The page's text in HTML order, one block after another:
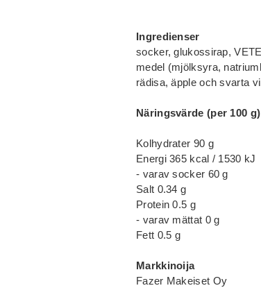
Ingredienser
socker, glukossirap,
medel (mjölksyra,
rädisa, äpple och svarta
Näringsvärde (per 100 g)
Kolhydrater 90 g
Energi 365 kcal / 1530 kJ
- varav socker 60 g
Salt 0.34 g
Protein 0.5 g
- varav mättat 0 g
Fett 0.5 g
Markkinoija
Fazer Makeiset Oy